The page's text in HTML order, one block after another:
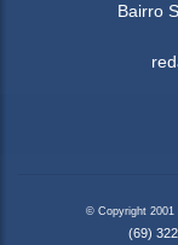
Bairro
© Copyright 2001
(69)